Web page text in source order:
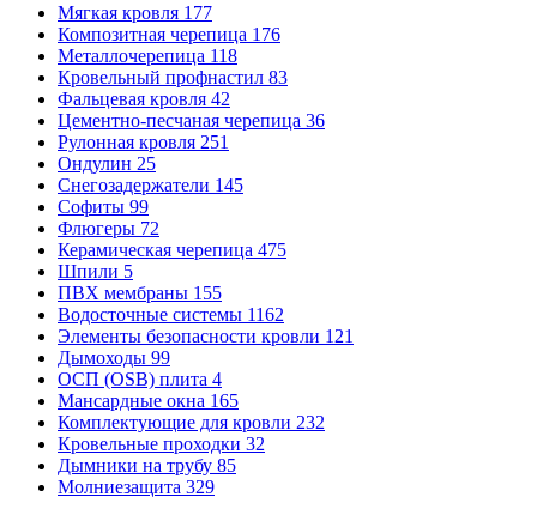
Мягкая кровля 177
Композитная черепица 176
Металлочерепица 118
Кровельный профнастил 83
Фальцевая кровля 42
Цементно-песчаная черепица 36
Рулонная кровля 251
Ондулин 25
Снегозадержатели 145
Софиты 99
Флюгеры 72
Керамическая черепица 475
Шпили 5
ПВХ мембраны 155
Водосточные системы 1162
Элементы безопасности кровли 121
Дымоходы 99
ОСП (OSB) плита 4
Мансардные окна 165
Комплектующие для кровли 232
Кровельные проходки 32
Дымники на трубу 85
Молниезащита 329